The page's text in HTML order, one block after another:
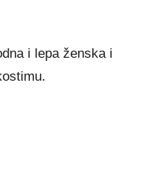
i lepa ženska i